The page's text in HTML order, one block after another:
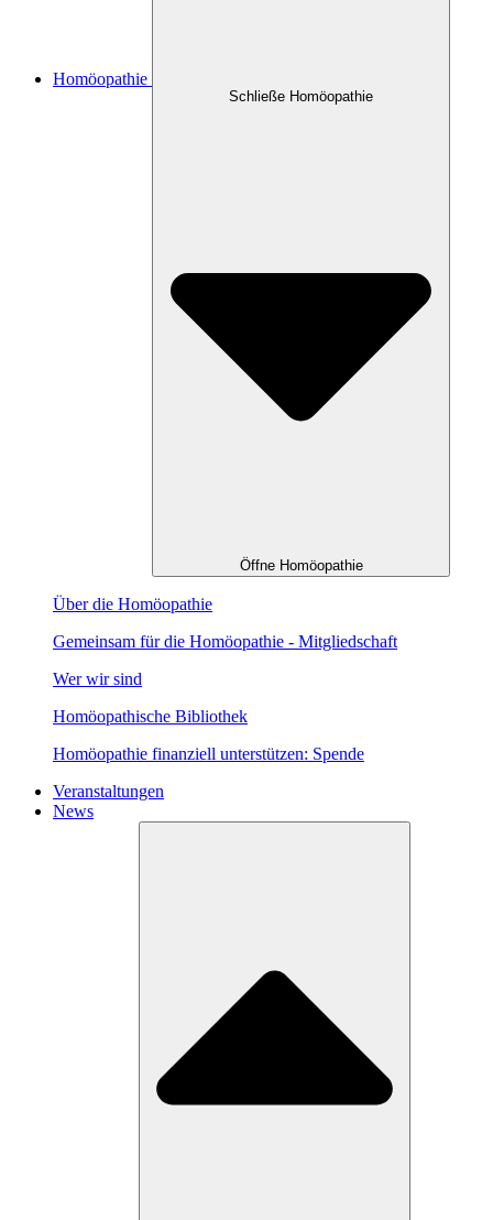
Homöopathie
Schließe Homöopathie
Öffne Homöopathie
Über die Homöopathie
Gemeinsam für die Homöopathie - Mitgliedschaft
Wer wir sind
Homöopathische Bibliothek
Homöopathie finanziell unterstützen: Spende
Veranstaltungen
News